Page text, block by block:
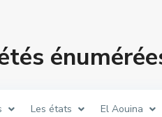
Les états El Aouina